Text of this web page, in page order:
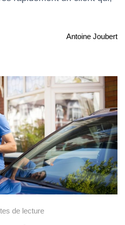
Antoine Joubert
de lecture